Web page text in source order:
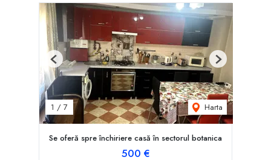
1 / 7 Harta
Previous Next
Se oferă spre închiriere casă în sectorul botanica
500 €